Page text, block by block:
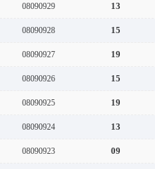
08090929 13
08090928 15
08090927 19
08090926 15
08090925 19
08090924 13
08090923 09